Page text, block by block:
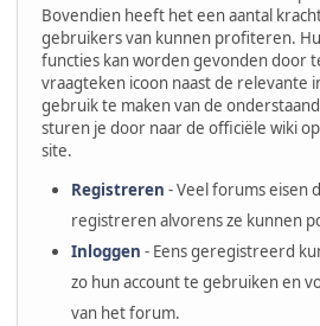
Bovendien heeft het een aantal
gebruikers van kunnen profiteren.
functies kan worden gevonden door
vraagteken icoon naast de relevante
gebruik te maken van de
sturen je door naar de officiële wiki
site.
Registreren - Veel forums eisen
registreren alvorens ze kunnen
Inloggen - Eens geregistreerd
zo hun account te gebruiken en
van het forum.